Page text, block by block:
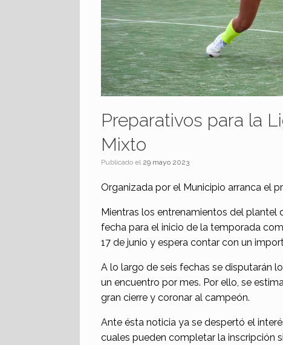
Preparativos para la
Mixto
Publicado el 29 mayo 2023
Organizada por el Municipio arranca el
Mientras los entrenamientos del plantel
fecha para el inicio de la temporada
17 de junio y espera contar con un
A lo largo de seis fechas se disputarán
un encuentro por mes. Por ello, se
gran cierre y coronar al campeón.
Ante ésta noticia ya se despertó el
cuales pueden completar la inscripción